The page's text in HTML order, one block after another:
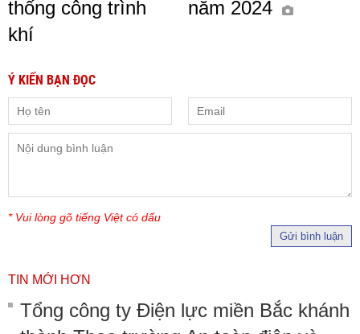
thống công trình
khí
năm 2024
Ý KIẾN BẠN ĐỌC
* Vui lòng gõ tiếng Việt có dấu
Gửi bình luận
TIN MỚI HƠN
Tổng công ty Điện lực miền Bắc khánh